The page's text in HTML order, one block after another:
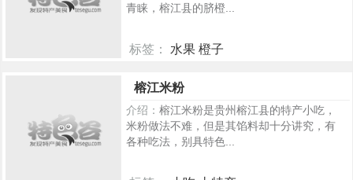
青睐，榕江县的脐橙...
标签： 水果 橙子
榕江米粉
介绍： 榕江米粉是贵州榕江县的特产小吃，
米粉做法不难，但是其馅料却十分讲究，有
各种吃法，别具特色...